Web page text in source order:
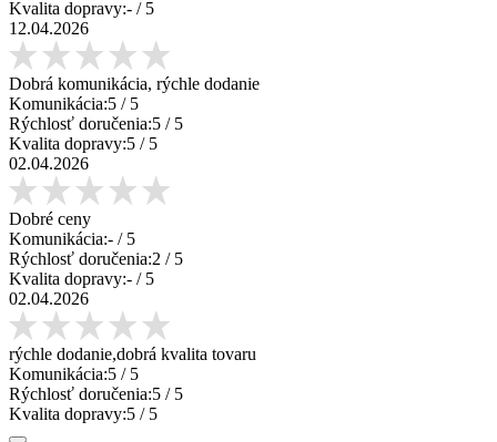
Kvalita dopravy:- / 5
12.04.2026
Dobrá komunikácia, rýchle dodanie
Komunikácia:5 / 5
Rýchlosť doručenia:5 / 5
Kvalita dopravy:5 / 5
02.04.2026
Dobré ceny
Komunikácia:- / 5
Rýchlosť doručenia:2 / 5
Kvalita dopravy:- / 5
02.04.2026
rýchle dodanie,dobrá kvalita tovaru
Komunikácia:5 / 5
Rýchlosť doručenia:5 / 5
Kvalita dopravy:5 / 5